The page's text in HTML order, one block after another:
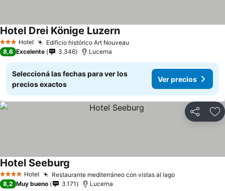
3 Estrellas
Hotel Edificio histórico Art Nouveau
Hotel Drei Könige Luzern
8,6 Excelente 3.346 Lucerna
Seleccioná las fechas para ver los
precios exactos
Ver precios
Compartir
4 EstrellasHotel Restaurante mediterráneo con vistas al lago
Hotel Seeburg
8,2 Muy bueno 3.171 Lucerna